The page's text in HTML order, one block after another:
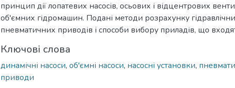
принцип дії лопатевих насосів, осьових і відцентрових
об'ємних гідромашин. Подані методи розрахунку
пневматичних приводів і способи вибору приладів, що
Ключові слова
динамічні насоси, об'ємні насоси, насосні установки,
приводи